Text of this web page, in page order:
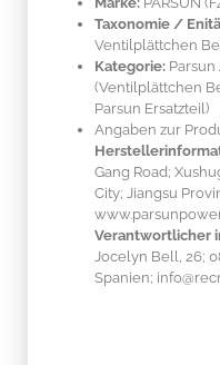
Taxonomie /
Ventilplättchen
Kategorie:
(Ventilplättchen
Parsun Ersatzteil)
Angaben zur
Gang Road;
City; Jiangsu
Verantwortlicher
Jocelyn Bell, 26;
Spanien;